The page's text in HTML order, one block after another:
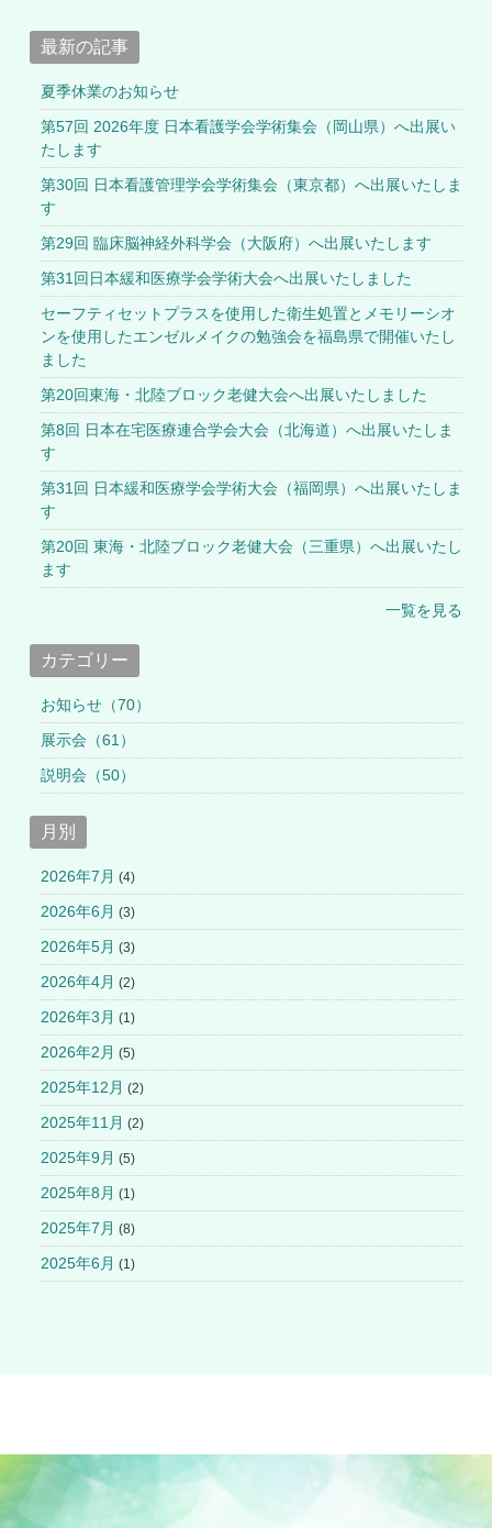
最新の記事
夏季休業のお知らせ
第57回 2026年度 日本看護学会学術集会（岡山県）へ出展い
たします
第30回 日本看護管理学会学術集会（東京都）へ出展いたしま
す
第29回 臨床脳神経外科学会（大阪府）へ出展いたします
第31回日本緩和医療学会学術大会へ出展いたしました
セーフティセットプラスを使用した衛生処置とメモリーシオ
ンを使用したエンゼルメイクの勉強会を福島県で開催いたし
ました
第20回東海・北陸ブロック老健大会へ出展いたしました
第8回 日本在宅医療連合学会大会（北海道）へ出展いたしま
す
第31回 日本緩和医療学会学術大会（福岡県）へ出展いたしま
す
第20回 東海・北陸ブロック老健大会（三重県）へ出展いたし
ます
一覧を見る
カテゴリー
お知らせ（70）
展示会（61）
説明会（50）
月別
2026年7月 (4)
2026年6月 (3)
2026年5月 (3)
2026年4月 (2)
2026年3月 (1)
2026年2月 (5)
2025年12月 (2)
2025年11月 (2)
2025年9月 (5)
2025年8月 (1)
2025年7月 (8)
2025年6月 (1)